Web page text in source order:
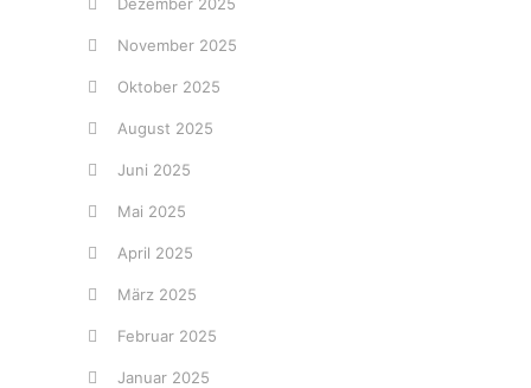
November 2025
Oktober 2025
August 2025
Juni 2025
Mai 2025
April 2025
März 2025
Februar 2025
Januar 2025